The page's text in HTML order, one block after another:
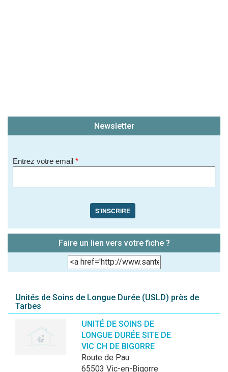
Newsletter
Entrez votre email *
S'INSCRIRE
Faire un lien vers votre fiche ?
Unités de Soins de Longue Durée (USLD) près de
Tarbes
UNITÉ DE SOINS DE
LONGUE DURÉE SITE DE
VIC CH DE BIGORRE
route de Pau
65503 Vic-en-Bigorre